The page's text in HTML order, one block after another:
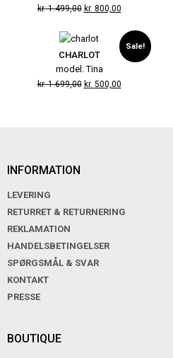
kr.1.499,00 kr. 800,00
Sale!
CHARLOT
model: Tina
kr.1.699,00 kr. 500,00
INFORMATION
LEVERING
RETURRET & RETURNERING
REKLAMATION
HANDELSBETINGELSER
SPØRGSMÅL & SVAR
KONTAKT
PRESSE
BOUTIQUE